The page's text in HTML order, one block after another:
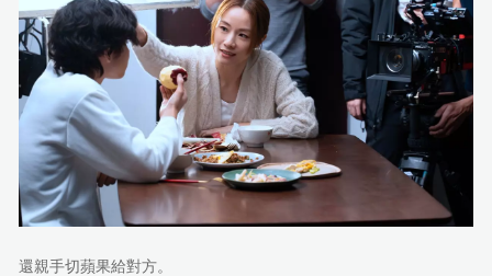
還親手切蘋果給對方。